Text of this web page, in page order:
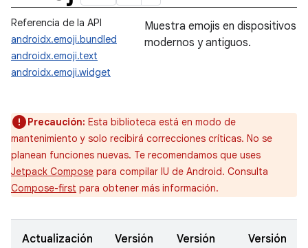
Referencia de la API
androidx.emoji.bundled
androidx.emoji.text
androidx.emoji.widget
Muestra emojis en dispositivos
modernos y antiguos.
Precaución: Esta biblioteca está en modo de
mantenimiento y solo recibirá correcciones críticas. No se
planean funciones nuevas. Te recomendamos que uses
Jetpack Compose para compilar IU de Android. Consulta
Compose-first para obtener más información.
Actualización
Versión
Versión
Versión